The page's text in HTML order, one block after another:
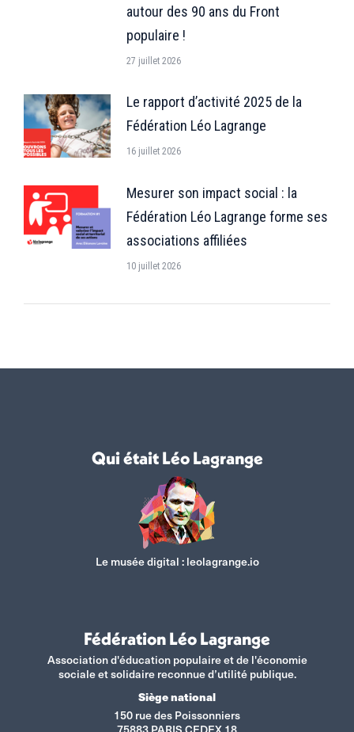
autour des 90 ans du Front
populaire !
27 juillet 2026
Le rapport d’activité 2025 de la
Fédération Léo Lagrange
16 juillet 2026
Mesurer son impact social : la
Fédération Léo Lagrange forme ses
associations affiliées
10 juillet 2026
Qui était Léo Lagrange
Le musée digital :leolagrange.io
Fédération Léo Lagrange
Association d'éducation populaire et de l'économie
sociale et solidaire reconnue d’utilité publique.
Siège national
150 rue des Poissonniers